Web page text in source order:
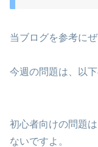
当ブログを参考に
今週の問題は、以下
初心者向けの問題
ないですよ。